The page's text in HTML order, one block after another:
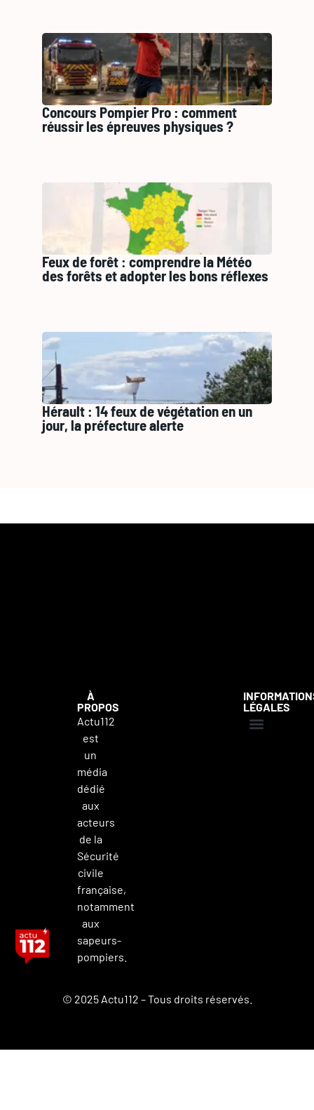
Concours Pompier Pro : comment
réussir les épreuves physiques ?
Feux de forêt : comprendre la Météo
des forêts et adopter les bons réflexes
Hérault : 14 feux de végétation en un
jour, la préfecture alerte
À
PROPOS
Actu112
est
un
média
dédié
aux
acteurs
de la
Sécurité
civile
française,
notamment
aux
sapeurs-
pompiers.
LÉGALES
© 2025 Actu112 – Tous droits réservés.